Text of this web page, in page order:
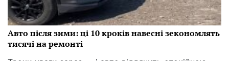
Авто після зими: ці 10 кроків навесні зекономлять
тисячі на ремонті